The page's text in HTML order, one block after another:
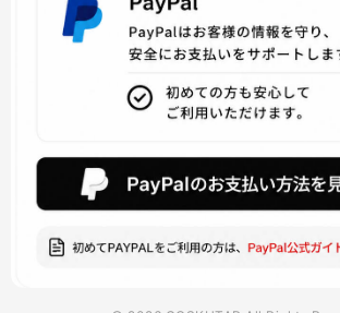
りゅうおうのおしごと
美少女戦士セーラームーン
バーチャル YouTuber